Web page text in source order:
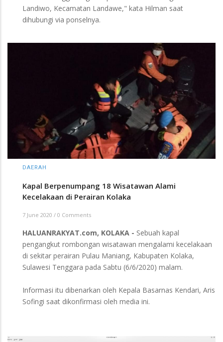
Landiwo, Kecamatan Landawe," kata Hilman saat
dihubungi via ponselnya.
DAERAH
Kapal Berpenumpang 18 Wisatawan Alami
Kecelakaan di Perairan Kolaka
7 June 2020 / 0 Comments
HALUANRAKYAT.com, KOLAKA - Sebuah kapal
pengangkut rombongan wisatawan mengalami kecelakaan
di sekitar perairan Pulau Maniang, Kabupaten Kolaka,
Sulawesi Tenggara pada Sabtu (6/6/2020) malam.
Informasi itu dibenarkan oleh Kepala Basarnas Kendari, Aris
Sofingi saat dikonfirmasi oleh media ini.